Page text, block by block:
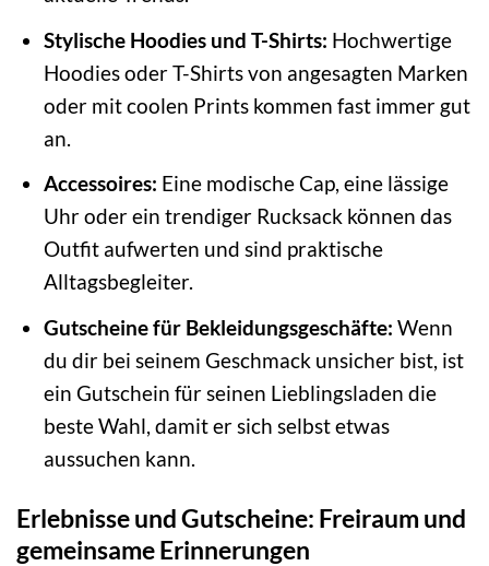
Stylische Hoodies und T-Shirts: Hochwertige
Hoodies oder T-Shirts von angesagten Marken
oder mit coolen Prints kommen fast immer gut
an.
Accessoires: Eine modische Cap, eine lässige
Uhr oder ein trendiger Rucksack können das
Outfit aufwerten und sind praktische
Alltagsbegleiter.
Gutscheine für Bekleidungsgeschäfte: Wenn
du dir bei seinem Geschmack unsicher bist, ist
ein Gutschein für seinen Lieblingsladen die
beste Wahl, damit er sich selbst etwas
aussuchen kann.
Erlebnisse und Gutscheine: Freiraum und
gemeinsame Erinnerungen